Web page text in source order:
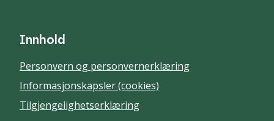
Innhold
Personvern og personvernerklæring
Informasjonskapsler (cookies)
Tilgjengelighetserklæring